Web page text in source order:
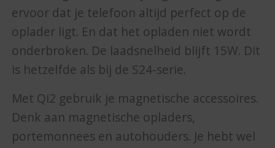
ervoor dat je telefoon altijd perfect op de
oplader ligt. En dat het opladen niet wordt
onderbroken. De laadsnelheid blijft 15W. Dit
is hetzelfde als bij de S24-serie.
Met Qi2 gebruik je magnetische accessoires.
Denk aan magnetische opladers,
portemonnees en autohouders. Je hebt wel